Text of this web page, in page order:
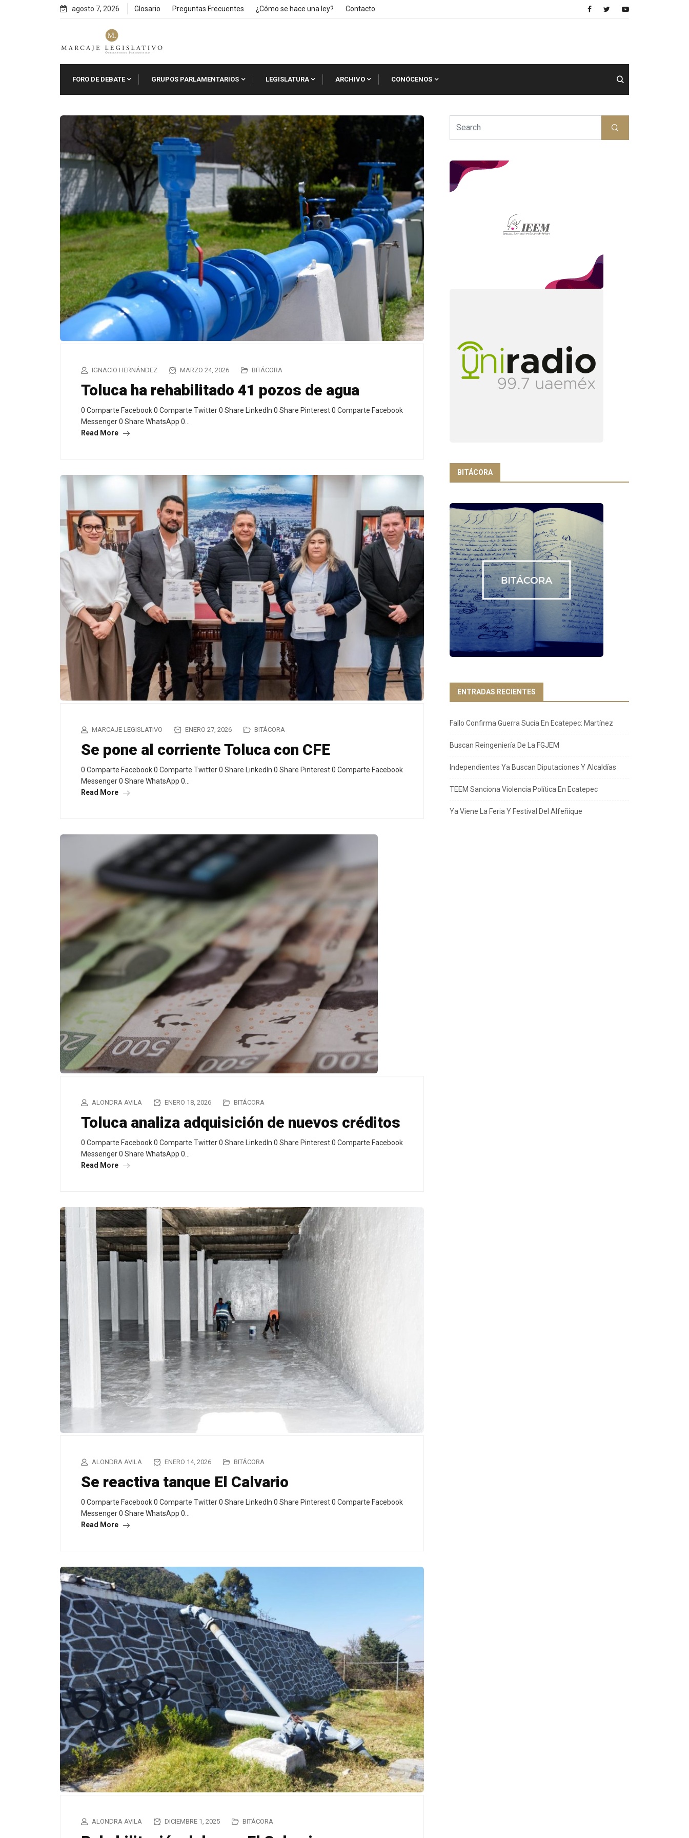
agosto 7, 2026 Glosario Preguntas Frecuentes ¿Cómo se hace una ley? Contacto
FORO DE DEBATE GRUPOS PARLAMENTARIOS LEGISLATURA ARCHIVO CONÓCENOS
IGNACIO HERNÁNDEZ MARZO 24, 2026 BITÁCORA
Toluca ha rehabilitado 41 pozos de agua
0 Comparte Facebook 0 Comparte Twitter 0 Share LinkedIn 0 Share Pinterest 0 Comparte Facebook
Messenger 0 Share WhatsApp 0…
Read More
MARCAJE LEGISLATIVO ENERO 27, 2026 BITÁCORA
Se pone al corriente Toluca con CFE
0 Comparte Facebook 0 Comparte Twitter 0 Share LinkedIn 0 Share Pinterest 0 Comparte Facebook
Messenger 0 Share WhatsApp 0…
Read More
ALONDRA AVILA ENERO 18, 2026 BITÁCORA
Toluca analiza adquisición de nuevos créditos
0 Comparte Facebook 0 Comparte Twitter 0 Share LinkedIn 0 Share Pinterest 0 Comparte Facebook
Messenger 0 Share WhatsApp 0…
Read More
ALONDRA AVILA ENERO 14, 2026 BITÁCORA
Se reactiva tanque El Calvario
0 Comparte Facebook 0 Comparte Twitter 0 Share LinkedIn 0 Share Pinterest 0 Comparte Facebook
Messenger 0 Share WhatsApp 0…
Read More
ALONDRA AVILA DICIEMBRE 1, 2025 BITÁCORA
BITÁCORA
ENTRADAS RECIENTES
Fallo Confirma Guerra Sucia En Ecatepec: Martínez
Buscan Reingeniería De La FGJEM
Independientes Ya Buscan Diputaciones Y Alcaldías
TEEM Sanciona Violencia Política En Ecatepec
Ya Viene La Feria Y Festival Del Alfeñique